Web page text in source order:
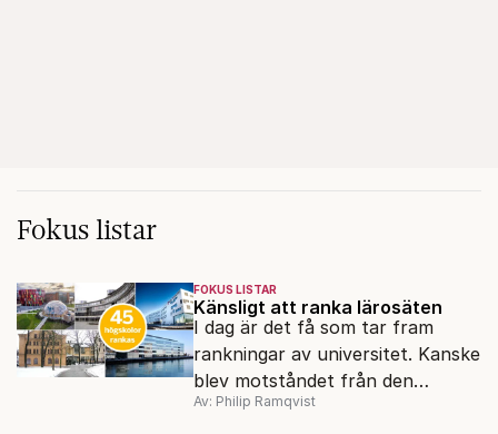
Fokus listar
FOKUS LISTAR
Känsligt att ranka lärosäten
I dag är det få som tar fram
rankningar av universitet. Kanske
blev motståndet från den
akademiska världen för stort.
Av: Philip Ramqvist